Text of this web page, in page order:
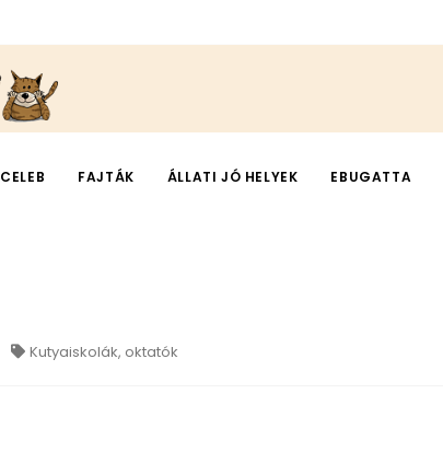
CELEB FAJTÁK ÁLLATI JÓ HELYEK EBUGATTA
Kutyaiskolák, oktatók